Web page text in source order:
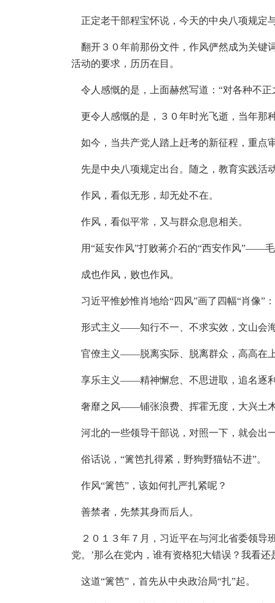
正定老干部程宝怀说，今天的中央八项规定
翻开３０年前那份文件，作风俨然成为关键
活动的要求，历历在目。
令人感慨的是，上面赫然写道：“对各种不
更令人感慨的是，３０年时光飞逝，当年
如今，当共产党人踏上赶考的新征程，重点
先是中央八项规定出台。随之，教育实践活
作风，看似无形，却无处不在。
作风，看似平常，又与群众息息相关。
用“延安作风”打败蒋介石的“西安作风”——
成也作风，败也作风。
习近平惟妙惟肖地给“四风”画了四幅“肖像”：
形式主义——知行不一、不求实效，文山会
官僚主义——脱离实际、脱离群众，高高在
享乐主义——精神懈怠、不思进取，追名逐
奢靡之风——铺张浪费、挥霍无度，大兴土
河北的一些领导干部说，对照一下，就会出
俗话说，“篱笆扎得紧，野狗野猫钻不进”。
作风“篱笆”，该如何扎严扎紧呢？
善禁者，先禁其身而后人。
２０１３年７月，习近平在与河北省委领导
党。’那么在党内，谁有资格犯大错误？我看
这道“篱笆”，首先从中央政治局“扎”起。